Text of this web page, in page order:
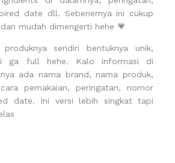
date dll. Sebenernya ini cukup
mudah dimengerti hehe 💗
produknya sendiri bentuknya unik,
ga full hehe. Kalo informasi di
ada nama brand, nama produk,
pemakaian, peringatan, nomor
date. Ini versi lebih singkat tapi